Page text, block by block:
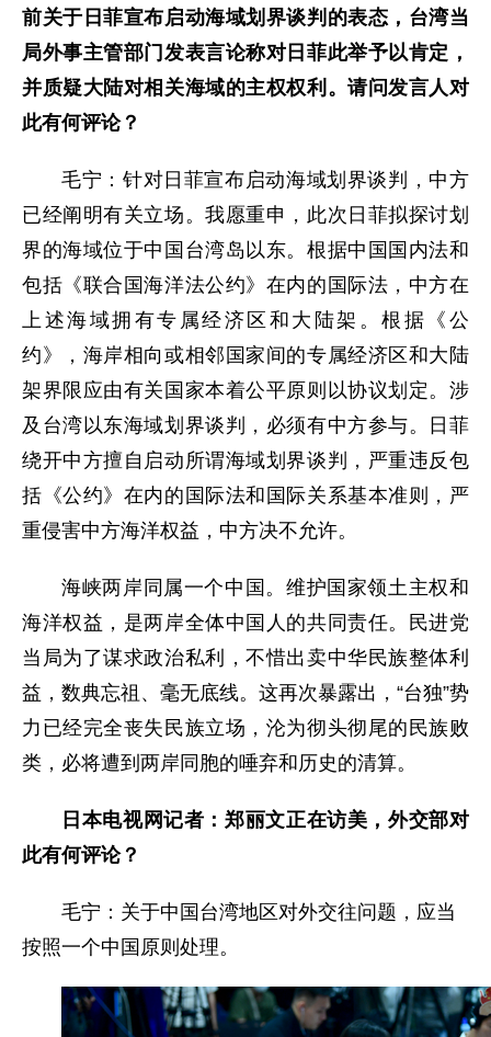
前关于日菲宣布启动海域划界谈判的表态，台湾当
局外事主管部门发表言论称对日菲此举予以肯定，
并质疑大陆对相关海域的主权权利。请问发言人对
此有何评论？
毛宁：针对日菲宣布启动海域划界谈判，中方
已经阐明有关立场。我愿重申，此次日菲拟探讨划
界的海域位于中国台湾岛以东。根据中国国内法和
包括《联合国海洋法公约》在内的国际法，中方在
上述海域拥有专属经济区和大陆架。根据《公
约》，海岸相向或相邻国家间的专属经济区和大陆
架界限应由有关国家本着公平原则以协议划定。涉
及台湾以东海域划界谈判，必须有中方参与。日菲
绕开中方擅自启动所谓海域划界谈判，严重违反包
括《公约》在内的国际法和国际关系基本准则，严
重侵害中方海洋权益，中方决不允许。
海峡两岸同属一个中国。维护国家领土主权和
海洋权益，是两岸全体中国人的共同责任。民进党
当局为了谋求政治私利，不惜出卖中华民族整体利
益，数典忘祖、毫无底线。这再次暴露出，“台独”势
力已经完全丧失民族立场，沦为彻头彻尾的民族败
类，必将遭到两岸同胞的唾弃和历史的清算。
日本电视网记者：郑丽文正在访美，外交部对
此有何评论？
毛宁：关于中国台湾地区对外交往问题，应当
按照一个中国原则处理。